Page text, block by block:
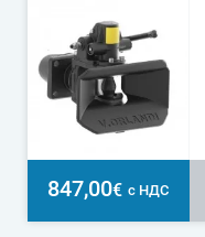
847,00€ с НДС